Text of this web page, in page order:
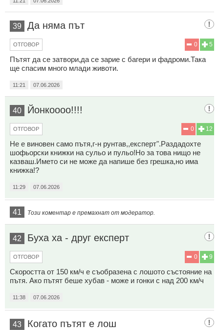
39 Да няма път
5
0
ОТГОВОР
Пътят да се затвори,да се зарие с багери и фадроми.Така
ще спасим много млади животи.
11:21 07.06.2026
40 Йонкоооо!!!!
12
0
ОТГОВОР
Не е виновен само пътя,г-н рунтав,,експерт".Раздадохте
шофьорски книжки на сульо и пульо!Но за това нищо не
казваш.Името си не може да напише без грешка,но има
книжка!?
11:29 07.06.2026
41 Този коментар е премахнат от модератор.
42 Буха ха - друг експерт
9
0
ОТГОВОР
Скоростта от 150 км/ч е съобразена с лошото състояние на
пътя. Ако пътят беше хубав - може и гонки с над 200 км/ч
11:38 07.06.2026
43 Когато пътят е лош